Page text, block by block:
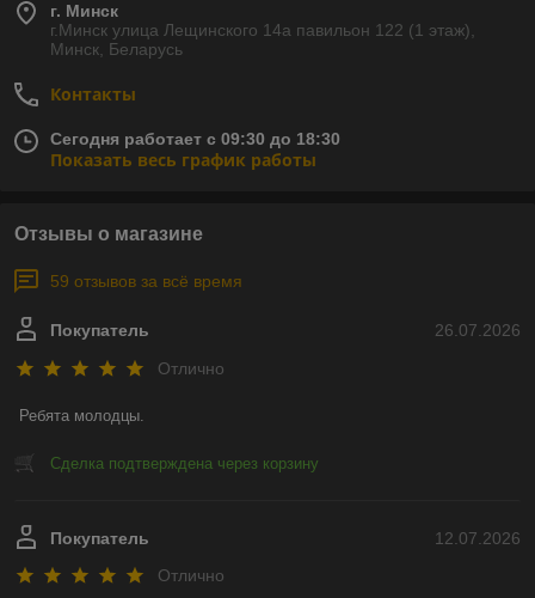
г. Минск
г.Минск улица Лещинского 14а павильон 122 (1 этаж),
Минск, Беларусь
Контакты
Сегодня работает с 09:30 до 18:30
Показать весь график работы
Отзывы о магазине
59 отзывов за всё время
26.07.2026
Покупатель
Отлично
Ребята молодцы.
Сделка подтверждена через корзину
12.07.2026
Покупатель
Отлично